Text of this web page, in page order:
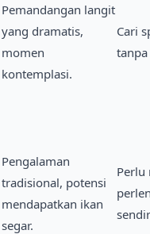
Pemandangan langit
yang dramatis,
momen
kontemplasi.
Cari
Pengalaman
tradisional, potensi
mendapatkan ikan
segar.
Perlu